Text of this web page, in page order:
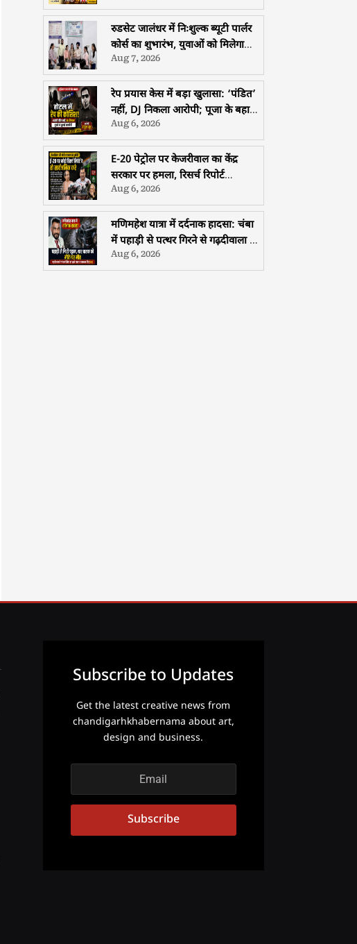
समागम
रुडसेट जालंधर में निःशुल्क ब्यूटी पार्लर
कोर्स का शुभारंभ, युवाओं को मिलेगा
मुफ्त प्रशिक्षण, हॉस्टल और भोजन की
सुविधा
Aug 7, 2026
रेप प्रयास केस में बड़ा खुलासा: ‘पंडित’
नहीं, DJ निकला आरोपी; पूजा के बहाने
युवती से दुष्कर्म की कोशिश
Aug 6, 2026
E-20 पेट्रोल पर केजरीवाल का केंद्र
सरकार पर हमला, रिसर्च रिपोर्ट
सार्वजनिक करने की चुनौती
Aug 6, 2026
मणिमहेश यात्रा में दर्दनाक हादसा: चंबा
में पहाड़ी से पत्थर गिरने से गढ़दीवाला के
श्रद्धालु की मौत
Aug 6, 2026
Subscribe to Updates
Get the latest creative news from
chandigarhkhabernama about art,
design and business.
Subscribe